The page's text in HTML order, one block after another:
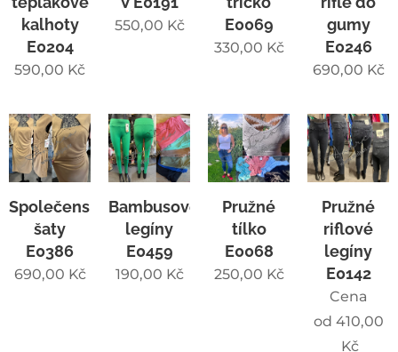
kalhoty
E0204
590,00 Kč
550,00 Kč
E0069
330,00 Kč
gumy
E0246
690,00 Kč
Společenské
šaty
E0386
690,00 Kč
Bambusové
legíny
E0459
190,00 Kč
Pružné
tílko
E0068
250,00 Kč
Pružné
riflové
legíny
E0142
Cena
od 410,00
Kč